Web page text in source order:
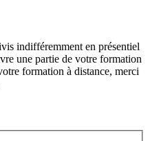
indifféremment en présentiel
une partie de votre formation
formation à distance, merci